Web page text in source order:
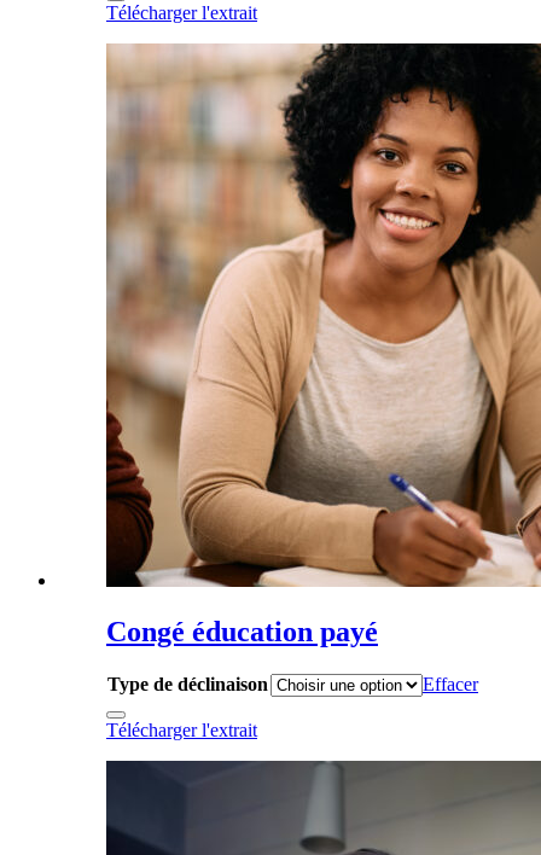
Télécharger l'extrait
Congé éducation payé
Type de déclinaison Effacer
Télécharger l'extrait